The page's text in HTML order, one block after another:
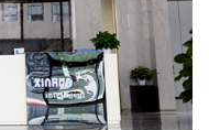
2.8kg